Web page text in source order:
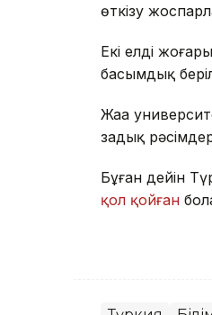
өткізу
Екі елдің
басымдық
Жаңа
заңдық
Бұған дейін
қол қойған